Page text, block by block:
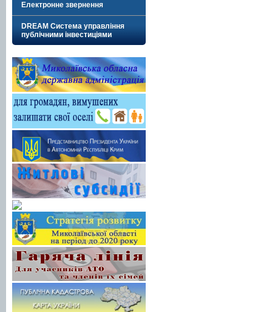
Електронне звернення
DREAM Система управління
публічними інвестиціями